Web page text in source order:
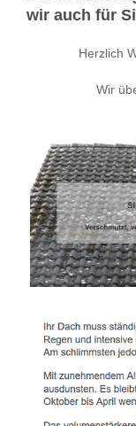
wir auch für
Herzlich
Wir